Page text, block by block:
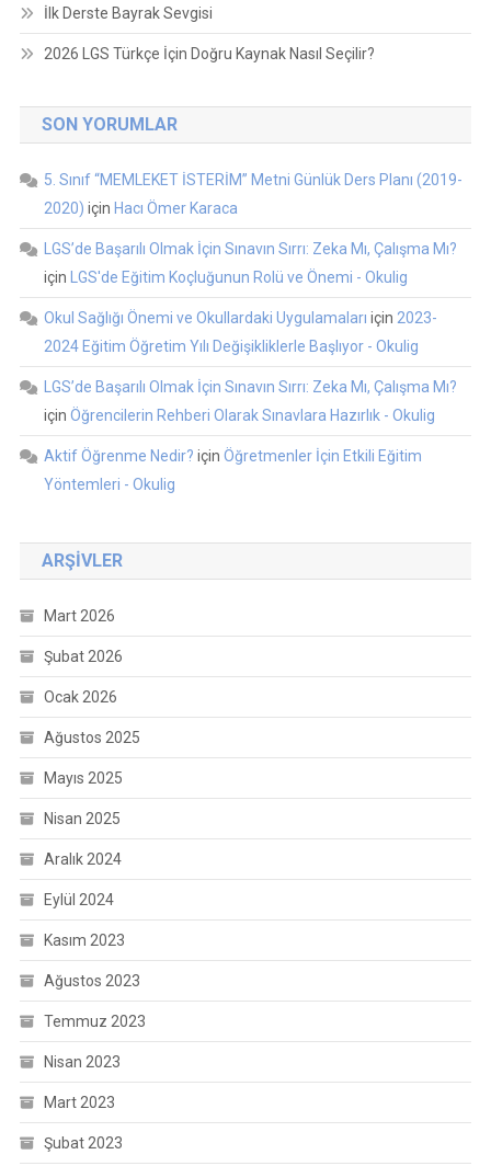
İlk Derste Bayrak Sevgisi
2026 LGS Türkçe İçin Doğru Kaynak Nasıl Seçilir?
SON YORUMLAR
5. Sınıf “MEMLEKET İSTERİM” Metni Günlük Ders Planı (2019-
2020) için Hacı Ömer Karaca
LGS’de Başarılı Olmak İçin Sınavın Sırrı: Zeka Mı, Çalışma Mı?
için
LGS'de Eğitim Koçluğunun Rolü ve Önemi - Okulig
Okul Sağlığı Önemi ve Okullardaki Uygulamaları için 2023-
2024 Eğitim Öğretim Yılı Değişikliklerle Başlıyor - Okulig
LGS’de Başarılı Olmak İçin Sınavın Sırrı: Zeka Mı, Çalışma Mı?
için Öğrencilerin Rehberi Olarak Sınavlara Hazırlık - Okulig
Aktif Öğrenme Nedir? için Öğretmenler İçin Etkili Eğitim
Yöntemleri - Okulig
ARŞIVLER
Mart 2026
Şubat 2026
Ocak 2026
Ağustos 2025
Mayıs 2025
Nisan 2025
Aralık 2024
Eylül 2024
Kasım 2023
Ağustos 2023
Temmuz 2023
Nisan 2023
Mart 2023
Şubat 2023